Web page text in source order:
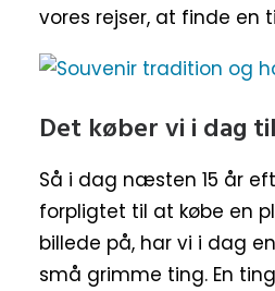
vores rejser, at finde en
Det køber vi i dag
Så i dag næsten 15 år
forpligtet til at købe en
billede på, har vi i dag
små grimme ting. En